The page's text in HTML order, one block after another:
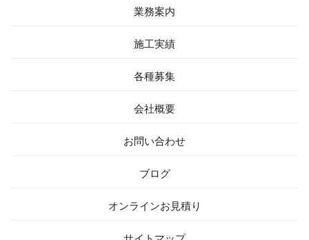
業務案内
施工実績
各種募集
会社概要
お問い合わせ
ブログ
オンラインお見積り